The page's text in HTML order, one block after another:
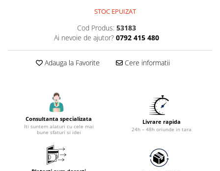
Accesorii taiere cu plasma
Accesorii tras tabla-tinichigerie
Reductoare presiune gaz
Generatoare electrice
Generatoare Insonorizate
Generatoare Uz general
Generatoare Industriale
Generatoare Digitale
STOC EPUIZAT
Cod Produs: 53183
Ai nevoie de ajutor? 0792 415 480
Adauga la Favorite Cere informatii
Consultanta specializata
Iti suntem alaturi cu cele mai
bune sfaturi si idei
Livrare rapida
24h – 48h oriunde in tara